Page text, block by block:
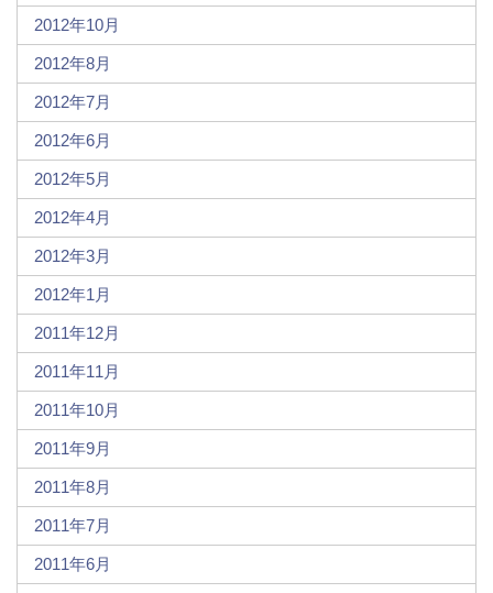
2012年10月
2012年8月
2012年7月
2012年6月
2012年5月
2012年4月
2012年3月
2012年1月
2011年12月
2011年11月
2011年10月
2011年9月
2011年8月
2011年7月
2011年6月